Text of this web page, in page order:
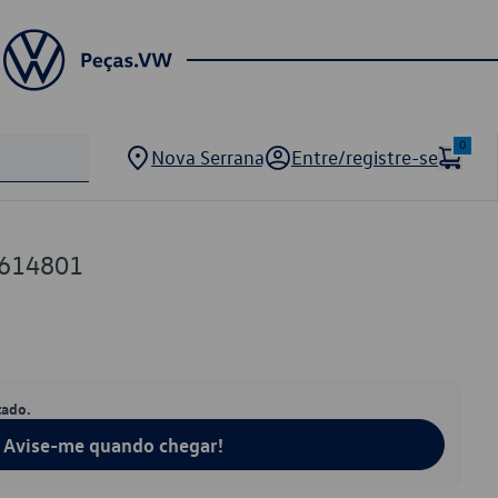
Nova Serrana Entre/registre-se
0
Avise-me quando chegar!